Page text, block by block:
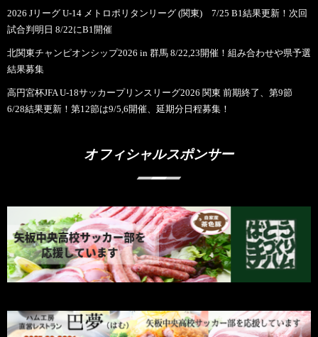
2026 Jリーグ U-14 メトロポリタンリーグ (関東) 7/25 B1結果更新！次回
試合判明日 8/22にB1開催
北関東チャンピオンシップ2026 in 群馬 8/22,23開催！組み合わせや県予選
結果募集
高円宮杯JFA U-18サッカープリンスリーグ2026 関東 前期終了、第9節
6/28結果更新！第12節は9/5,6開催、延期分日程募集！
オフィシャルスポンサー